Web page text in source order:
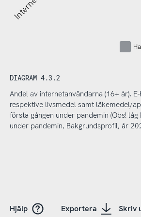
DIAGRAM 4.3.2
Andel av internetanvändarna (16+ år),
respektive livsmedel samt läkemedel/
första gången under pandemin (Obs!
under pandemin, Bakgrundsprofil, år
Hjälp Exportera Skriv